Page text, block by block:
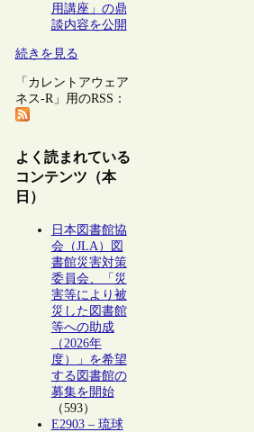
用講座」の鼎
談内容を公開
続きを見る
「カレントアウェア
ネス-R」用のRSS：
よく読まれている
コンテンツ（本
日）
日本図書館協
会（JLA）図
書館災害対策
委員会、「災
害等により被
災した図書館
等への助成
（2026年
度）」を希望
する図書館の
募集を開始
（593）
E2903 – 琉球